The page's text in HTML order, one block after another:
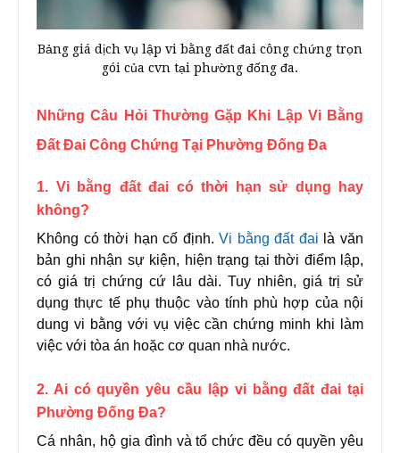
Bảng giá dịch vụ lập vi bằng đất đai công chứng trọn
gói của cvn tại phường đống đa.
Những Câu Hỏi Thường Gặp Khi Lập Vi Bằng
Đất Đai Công Chứng Tại Phường Đống Đa
1. Vi bằng đất đai có thời hạn sử dụng hay
không?
Không có thời hạn cố định.Vi bằng đất đai là văn
bản ghi nhận sự kiện, hiện trạng tại thời điểm lập,
có giá trị chứng cứ lâu dài. Tuy nhiên, giá trị sử
dụng thực tế phụ thuộc vào tính phù hợp của nội
dung vi bằng với vụ việc cần chứng minh khi làm
việc với tòa án hoặc cơ quan nhà nước.
2. Ai có quyền yêu cầu lập vi bằng đất đai tại
Phường Đống Đa?
Cá nhân, hộ gia đình và tổ chức đều có quyền yêu